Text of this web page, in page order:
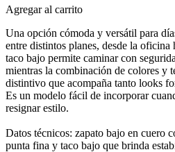
Agregar al carrito
Una opción cómoda y versátil para
entre distintos planes, desde la oficina
taco bajo permite caminar con
mientras la combinación de colores y
distintivo que acompaña tanto looks
Es un modelo fácil de incorporar
resignar estilo.
Datos técnicos: zapato bajo en cuero
punta fina y taco bajo que brinda